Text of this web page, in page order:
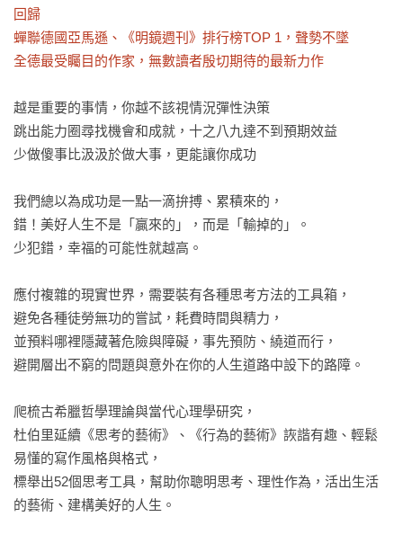
回歸
蟬聯德國亞馬遜、《明鏡週刊》排行榜TOP 1，聲勢不墜
全德最受矚目的作家，無數讀者殷切期待的最新力作
越是重要的事情，你越不該視情況彈性決策
跳出能力圈尋找機會和成就，十之八九達不到預期效益
少做傻事比汲汲於做大事，更能讓你成功
我們總以為成功是一點一滴拚搏、累積來的，
錯！美好人生不是「贏來的」，而是「輸掉的」。
少犯錯，幸福的可能性就越高。
應付複雜的現實世界，需要裝有各種思考方法的工具箱，
避免各種徒勞無功的嘗試，耗費時間與精力，
並預料哪裡隱藏著危險與障礙，事先預防、繞道而行，
避開層出不窮的問題與意外在你的人生道路中設下的路障。
爬梳古希臘哲學理論與當代心理學研究，
杜伯里延續《思考的藝術》、《行為的藝術》詼諧有趣、輕鬆
易懂的寫作風格與格式，
標舉出52個思考工具，幫助你聰明思考、理性作為，活出生活
的藝術、建構美好的人生。